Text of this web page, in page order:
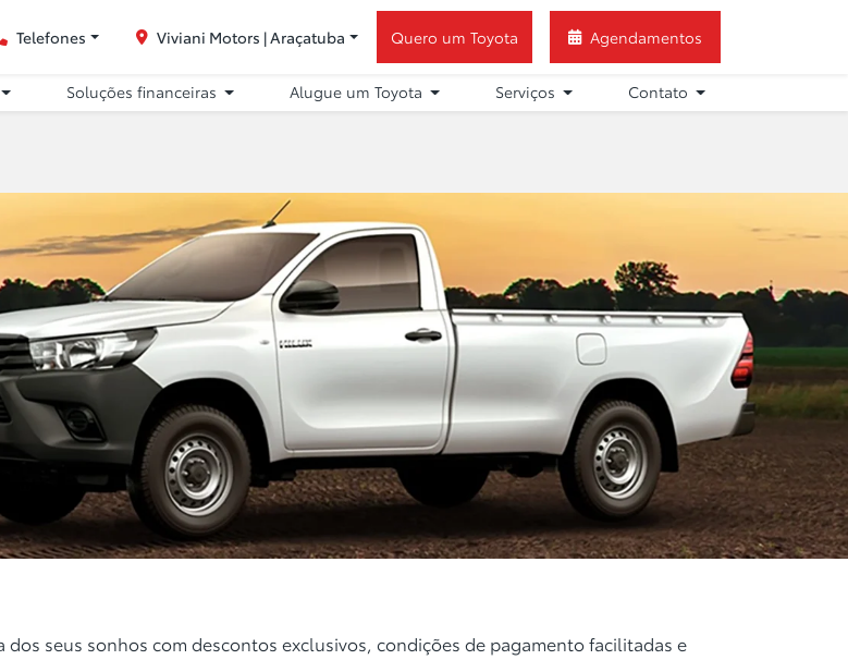
Telefones Viviani Motors | Araçatuba Quero um Toyota Agendamentos
Soluções financeiras Alugue um Toyota Serviços Contato
seus sonhos com descontos exclusivos, condições de pagamento facilitadas e